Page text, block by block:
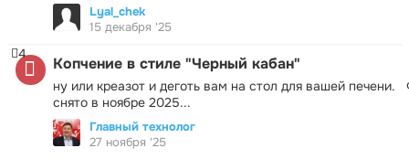
Lyal_chek
15 декабря '25
Копчение в стиле "Черный кабан"
ну или креазот и деготь вам на стол для вашей печени.
снято в ноябре 2025...
4
Главный технолог
27 ноября '25